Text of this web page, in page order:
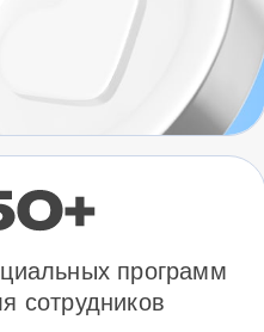
программ
сотрудников